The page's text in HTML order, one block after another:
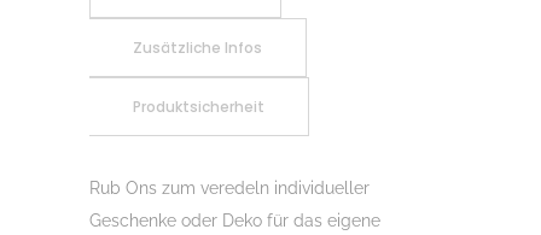
Herbstgruss
Rubon,
Randlos,
Ons,
Rubbelsticker,
Zusätzliche Infos
Produktsicherheit
Rub Ons zum veredeln individueller
Geschenke oder Deko für das eigene